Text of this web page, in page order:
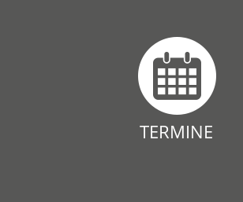
TERMINE